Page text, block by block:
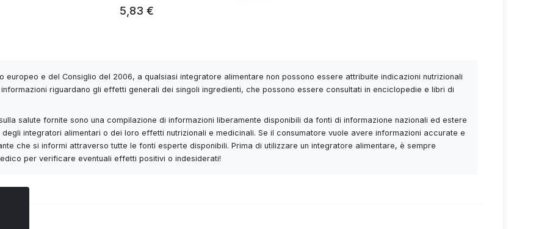
5,83 €
europeo e del Consiglio del 2006, a qualsiasi integratore alimentare non possono essere attribuite indicazioni nutrizionali
riguardano gli effetti generali dei singoli ingredienti, che possono essere consultati in enciclopedie e libri di
salute fornite sono una compilazione di informazioni liberamente disponibili da fonti di informazione nazionali ed estere
integratori alimentari o dei loro effetti nutrizionali e medicinali. Se il consumatore vuole avere informazioni accurate e
che si informi attraverso tutte le fonti esperte disponibili. Prima di utilizzare un integratore alimentare, è sempre
per verificare eventuali effetti positivi o indesiderati!